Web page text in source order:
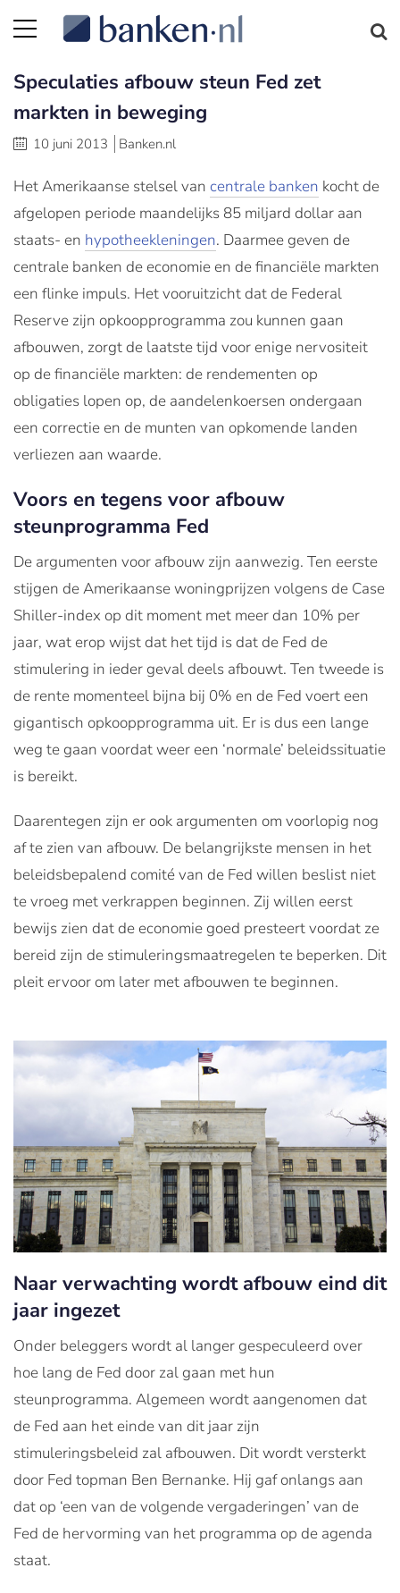
Speculaties afbouw steun Fed zet
markten in beweging
10 juni 2013 Banken.nl
Het Amerikaanse stelsel van centrale banken kocht de
afgelopen periode maandelijks 85 miljard dollar aan
staats- en hypotheekleningen. Daarmee geven de
centrale banken de economie en de financiële markten
een flinke impuls. Het vooruitzicht dat de Federal
Reserve zijn opkoopprogramma zou kunnen gaan
afbouwen, zorgt de laatste tijd voor enige nervositeit
op de financiële markten: de rendementen op
obligaties lopen op, de aandelenkoersen ondergaan
een correctie en de munten van opkomende landen
verliezen aan waarde.
Voors en tegens voor afbouw
steunprogramma Fed
De argumenten voor afbouw zijn aanwezig. Ten eerste
stijgen de Amerikaanse woningprijzen volgens de Case
Shiller-index op dit moment met meer dan 10% per
jaar, wat erop wijst dat het tijd is dat de Fed de
stimulering in ieder geval deels afbouwt. Ten tweede is
de rente momenteel bijna bij 0% en de Fed voert een
gigantisch opkoopprogramma uit. Er is dus een lange
weg te gaan voordat weer een ‘normale’ beleidssituatie
is bereikt.
Daarentegen zijn er ook argumenten om voorlopig nog
af te zien van afbouw. De belangrijkste mensen in het
beleidsbepalend comité van de Fed willen beslist niet
te vroeg met verkrappen beginnen. Zij willen eerst
bewijs zien dat de economie goed presteert voordat ze
bereid zijn de stimuleringsmaatregelen te beperken. Dit
pleit ervoor om later met afbouwen te beginnen.
Naar verwachting wordt afbouw eind dit
jaar ingezet
Onder beleggers wordt al langer gespeculeerd over
hoe lang de Fed door zal gaan met hun
steunprogramma. Algemeen wordt aangenomen dat
de Fed aan het einde van dit jaar zijn
stimuleringsbeleid zal afbouwen. Dit wordt versterkt
door Fed topman Ben Bernanke. Hij gaf onlangs aan
dat op ‘een van de volgende vergaderingen’ van de
Fed de hervorming van het programma op de agenda
staat.